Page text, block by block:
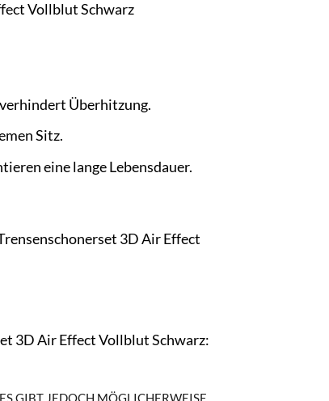
Vollblut Schwarz
Überhitzung.
Sitz.
eine lange Lebensdauer.
3D Air Effect
3D Air Effect Vollblut Schwarz:
GIBT JEDOCH MÖGLICHERWEISE